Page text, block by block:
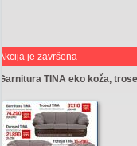
je završena
TINA eko koža,